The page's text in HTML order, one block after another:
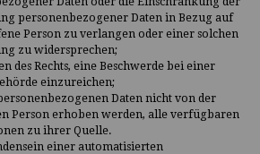
personenbezogener Daten in Bezug auf
Person zu verlangen oder einer solchen
zu widersprechen;
des Rechts, eine Beschwerde bei einer
einzureichen;
Daten nicht von der
Person erhoben werden, alle verfügbaren
zu ihrer Quelle.
einer automatisierten